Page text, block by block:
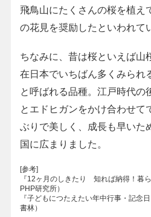
飛鳥山にたくさんの桜を植え
の花見を奨励したといわれて
ちなみに、昔は桜といえば山
在日本でいちばん多くみられ
と呼ばれる品種。江戸時代の
とエドヒガンをかけ合わせて
ぶりで美しく、成長も早いた
国に広まりました。
[参考]
『12ヶ月のしきたり 知れば納得！暮
PHP研究所）
『子どもにつたえたい年中行事・記念
書林）